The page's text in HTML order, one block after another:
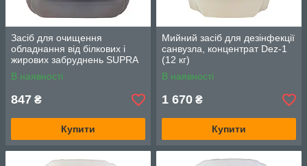
Засіб для очищення
обладнання від білкових і
жирових забруднень SUPRA
speed (6,5 кг)
В наявності
847 ₴
Купити
Мийний засіб для дезінфекції
санвузла, концентрат Dez-1
(12 кг)
В наявності
1 670 ₴
Купити